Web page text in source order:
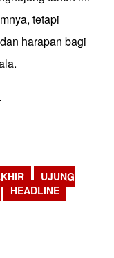
tetapi
harapan bagi
UJUNG
HEADLINE